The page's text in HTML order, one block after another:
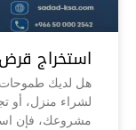
استخراج قرض من
هل لديك طموحات
لشراء منزل، أو
مشروعك، فإن